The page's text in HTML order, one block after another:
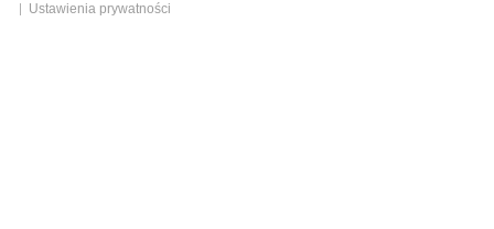
Ustawienia prywatności